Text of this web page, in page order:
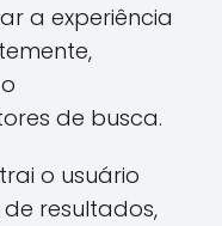
a experiência
de busca.
o usuário
resultados,